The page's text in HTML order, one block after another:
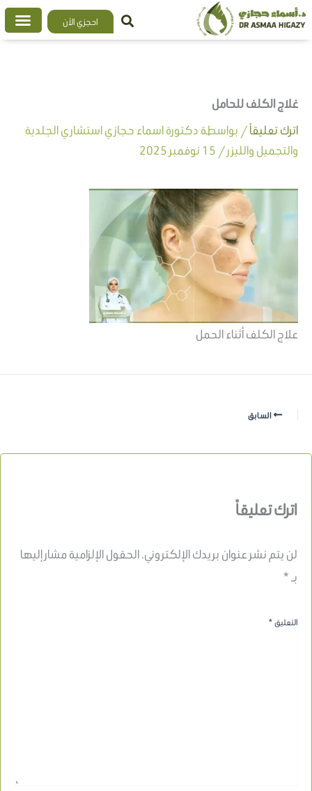
تخطي
إلى
احجزي الآن
غلاج الكلف للحامل
اترك تعليقاً/ بواسطة دكتورة اسماء حجازي استشاري الجلدية
والتجميل والليزر/ 15 نوفمبر 2025
علاج الكلف أثناء الحمل
السابق
اترك تعليقاً
لن يتم نشر عنوان بريدك الإلكتروني.الحقول الإلزامية مشار إليها
بـ*
التعليق*